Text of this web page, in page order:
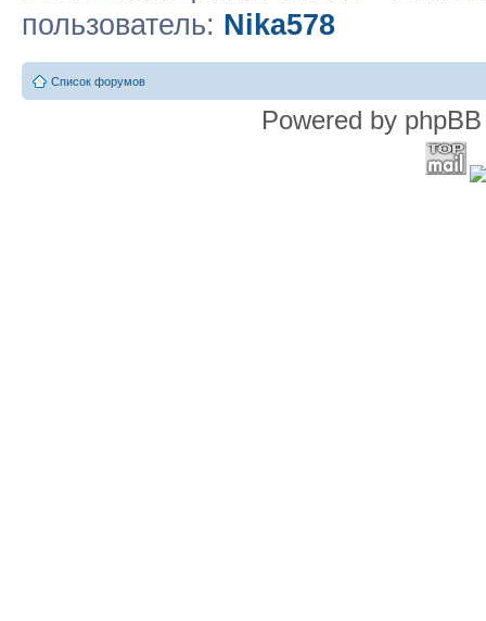
пользователь: Nika578
Список форумов
Powered by